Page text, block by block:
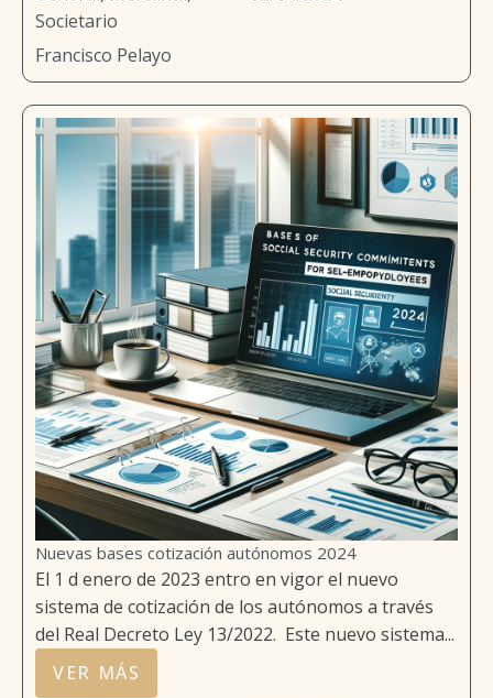
Societario
Francisco Pelayo
Nuevas bases cotización autónomos 2024
El 1 d enero de 2023 entro en vigor el nuevo
sistema de cotización de los autónomos a través
del Real Decreto Ley 13/2022. Este nuevo sistema...
VER MÁS